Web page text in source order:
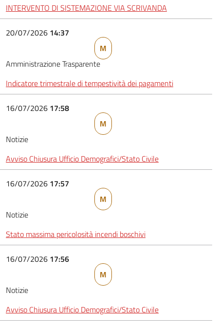
INTERVENTO DI SISTEMAZIONE VIA SCRIVANDA
20/07/2026 14:37
M
Amministrazione Trasparente
Indicatore trimestrale di tempestività dei pagamenti
16/07/2026 17:58
M
Notizie
Avviso Chiusura Ufficio Demografici/Stato Civile
16/07/2026 17:57
M
Notizie
Stato massima pericolosità incendi boschivi
16/07/2026 17:56
M
Notizie
Avviso Chiusura Ufficio Demografici/Stato Civile